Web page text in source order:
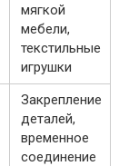
мягкой
мебели,
текстильные
игрушки
Закрепление
деталей,
временное
соединение